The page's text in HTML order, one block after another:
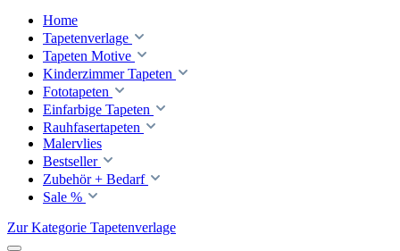
Home
Tapetenverlage
Tapeten Motive
Kinderzimmer Tapeten
Fototapeten
Einfarbige Tapeten
Rauhfasertapeten
Malervlies
Bestseller
Zubehör + Bedarf
Sale %
Zur Kategorie Tapetenverlage